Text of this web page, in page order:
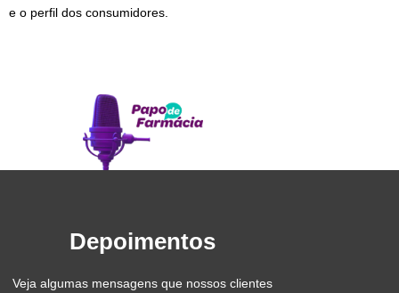
e o perfil dos consumidores.
Depoimentos
Veja algumas mensagens que nossos clientes